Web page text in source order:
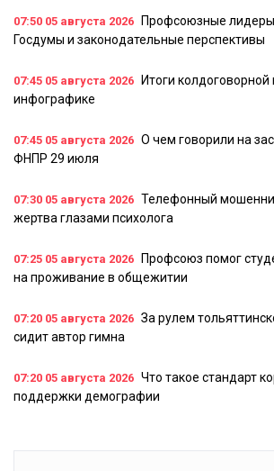
07:50 05 августа 2026
Профсоюзные
Госдумы и законодательные перспективы
07:45 05 августа 2026
Итоги
инфографике
07:45 05 августа 2026 О чем говорили на
ФНПР 29 июля
07:30 05 августа 2026 Телефонный
жертва глазами психолога
07:25 05 августа 2026
Профсоюз помог
на проживание в общежитии
07:20 05 августа 2026 За рулем
сидит автор гимна
07:20 05 августа 2026 Что такое стандарт
поддержки демографии